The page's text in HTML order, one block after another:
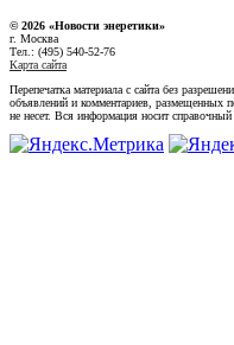
© 2026 «Новости энеретики»
г. Москва
Тел.: (495) 540-52-76
Карта сайта
Перепечатка материала с сайта без
объявлений и комментариев, размещенных
не несет. Вся информация носит